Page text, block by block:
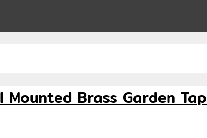
Mounted Brass Garden Tap